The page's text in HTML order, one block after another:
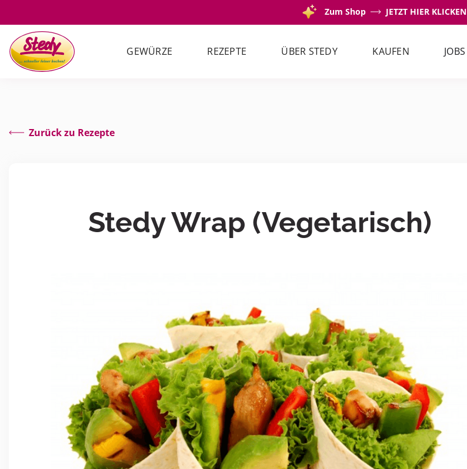
Zum Shop JETZT HIER KLICKEN
GEWÜRZE REZEPTE ÜBER STEDY KAUFEN JOBS
Zurück zu Rezepte
Stedy Wrap (Vegetarisch)